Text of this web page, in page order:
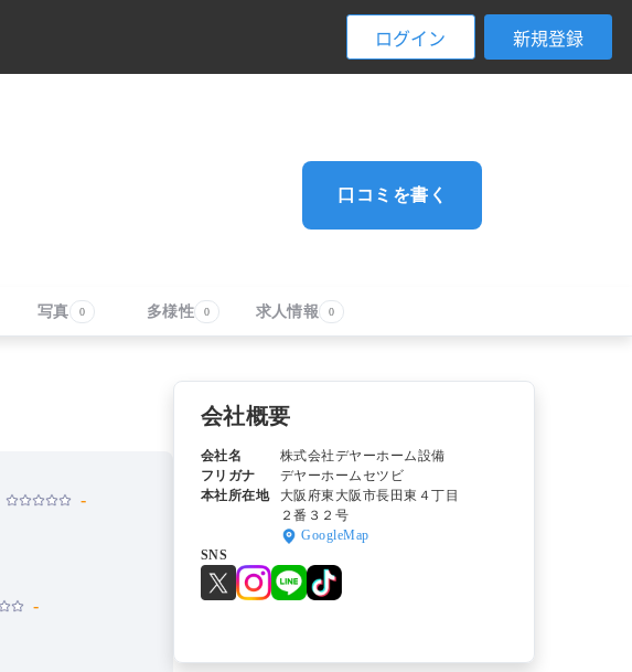
ログイン 新規登録
口コミを書く
写真 0 多様性 0 求人情報 0
-
-
会社概要
会社名
株式会社デヤーホーム設備
フリガナ
デヤーホームセツビ
本社所在地
大阪府東大阪市長田東４丁目
２番３２号
GoogleMap
SNS